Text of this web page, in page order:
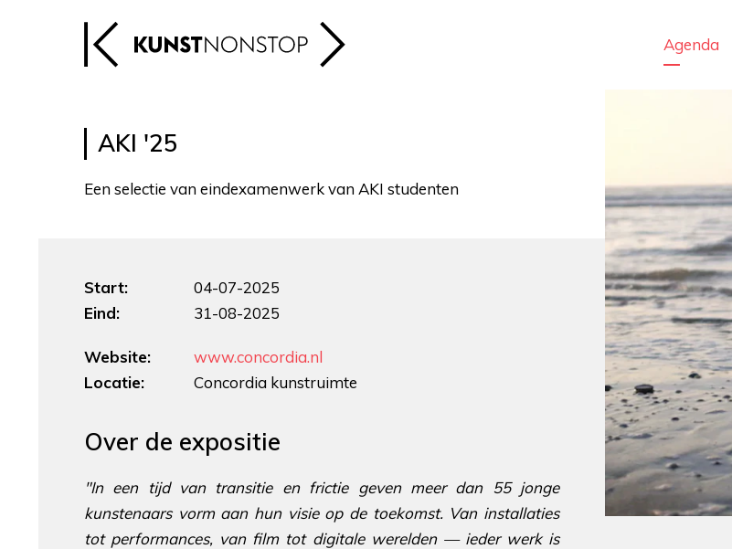
Agenda
AKI '25
Een selectie van eindexamenwerk van AKI studenten
Start:
04-07-2025
Eind:
31-08-2025
Website:
www.concordia.nl
Locatie:
Concordia kunstruimte
Over de expositie
"In een tijd van transitie en frictie geven meer dan 55 jonge
kunstenaars vorm aan hun visie op de toekomst. Van installaties
tot performances, van film tot digitale werelden — ieder werk is